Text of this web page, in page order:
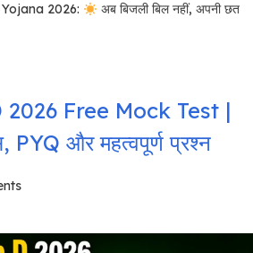
2026:
अब बिजली बिल नहीं, अपनी छत
2026 Free Mock Test |
PYQ और महत्वपूर्ण प्रश्न